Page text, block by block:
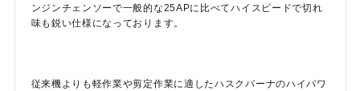
ンジンチェンソーで一般的な25APに比べてハイスピードで切れ
味も鋭い仕様になっております。
従来機よりも軽作業や剪定作業に適したハスクバーナのハイパワ